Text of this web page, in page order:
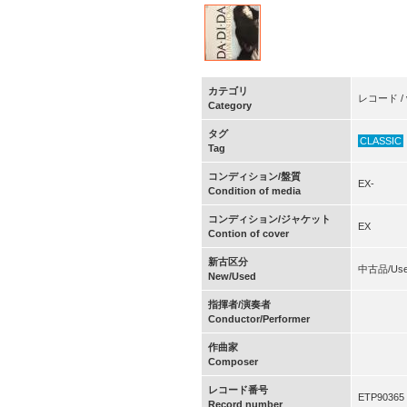
カテゴリ
Category
レコード /
タグ
Tag
CLASSIC
コンディション/盤質
Condition of media
EX-
コンディション/ジャケット
Contion of cover
EX
新古区分
New/Used
中古品/
指揮者/演奏者
Conductor/Performer
作曲家
Composer
レコード番号
Record number
ETP90365